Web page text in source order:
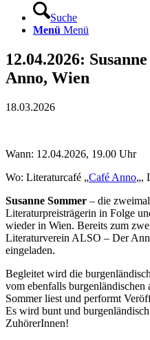
Suche
Menü Menü
12.04.2026:
Anno, Wien
18.03.2026
Wann: 12.04.2026, 19.00 Uhr
Wo: Literaturcafé „Café Anno„,
Susanne Sommer – die
Literaturpreisträgerin in Folge
wieder in Wien. Bereits zum
Literaturverein ALSO – Der
eingeladen.
Begleitet wird die
vom ebenfalls burgenländischen
Sommer liest und performt
Es wird bunt und
ZuhörerInnen!